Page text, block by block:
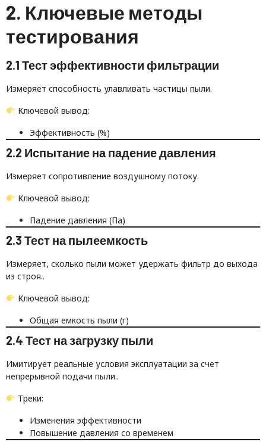
2. Ключевые методы
тестирования
2.1 Тест эффективности фильтрации
Измеряет способность улавливать частицы пыли.
Ключевой вывод:
Эффективность (%)
2.2 Испытание на падение давления
Измеряет сопротивление воздушному потоку.
Ключевой вывод:
Падение давления (Па)
2.3 Тест на пылеемкость
Измеряет, сколько пыли может удержать фильтр до выхода
из строя..
Ключевой вывод:
Общая емкость пыли (г)
2.4 Тест на загрузку пыли
Имитирует реальные условия эксплуатации за счет
непрерывной подачи пыли..
Треки:
Изменения эффективности
Повышение давления со временем